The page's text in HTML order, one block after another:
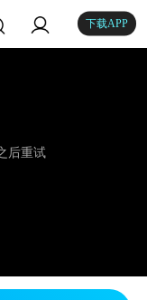
下载APP
后重试